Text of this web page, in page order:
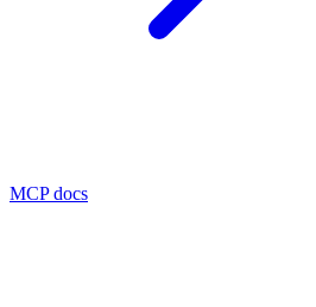
MCP docs